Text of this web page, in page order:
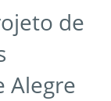
de
Alegre